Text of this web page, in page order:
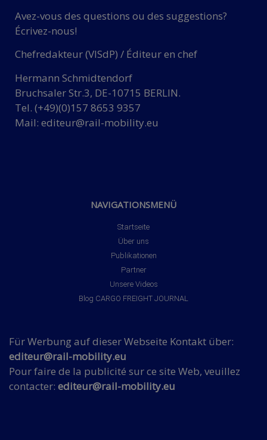
Avez-vous des questions ou des suggestions?
Écrivez-nous!
Chefredakteur (VISdP) / Éditeur en chef
Hermann Schmidtendorf
Bruchsaler Str.3, DE-10715 BERLIN.
Tel. (+49)(0)157 8653 9357
Mail: editeur@rail-mobility.eu
NAVIGATIONSMENÜ
Startseite
Über uns
Publikationen
Partner
Unsere Videos
Blog CARGO FREIGHT JOURNAL
Für Werbung auf dieser Webseite Kontakt über:
editeur@rail-mobility.eu
Pour faire de la publicité sur ce site Web, veuillez
contacter: editeur@rail-mobility.eu